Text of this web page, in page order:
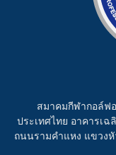
สมาคมกีฬากอล์ฟ
ประเทศไทย อาคารเ
ถนนรามคำแหง แขวง